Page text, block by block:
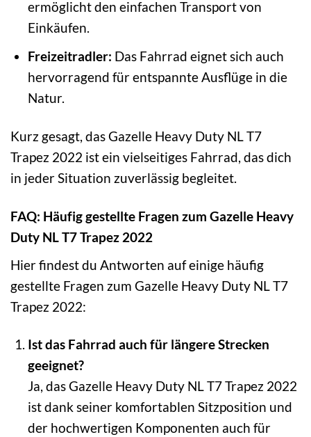
ermöglicht den einfachen Transport von
Einkäufen.
Freizeitradler: Das Fahrrad eignet sich auch
hervorragend für entspannte Ausflüge in die
Natur.
Kurz gesagt, das Gazelle Heavy Duty NL T7
Trapez 2022 ist ein vielseitiges Fahrrad, das dich
in jeder Situation zuverlässig begleitet.
FAQ: Häufig gestellte Fragen zum Gazelle Heavy
Duty NL T7 Trapez 2022
Hier findest du Antworten auf einige häufig
gestellte Fragen zum Gazelle Heavy Duty NL T7
Trapez 2022:
Ist das Fahrrad auch für längere Strecken
geeignet?
Ja, das Gazelle Heavy Duty NL T7 Trapez 2022
ist dank seiner komfortablen Sitzposition und
der hochwertigen Komponenten auch für